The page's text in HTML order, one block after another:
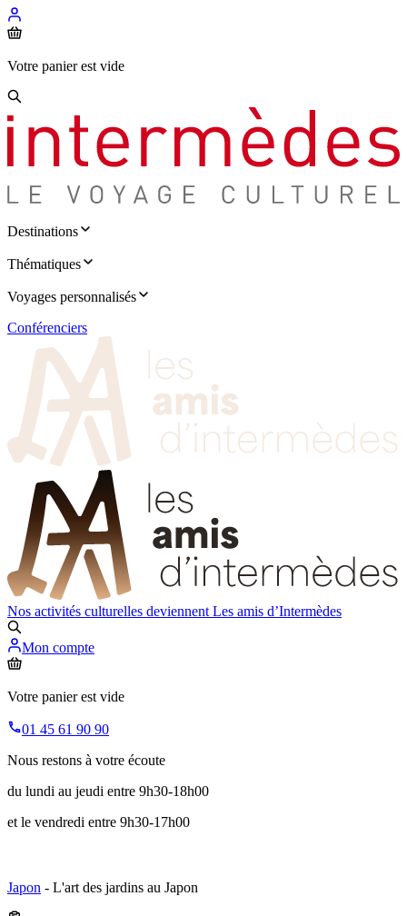
Votre panier est vide
Destinations
Thématiques
Voyages personnalisés
Conférenciers
Nos activités culturelles deviennent Les amis d’Intermèdes
Mon compte
Votre panier est vide
01 45 61 90 90
Nous restons à votre écoute
du lundi au jeudi entre 9h30-18h00
et le vendredi entre 9h30-17h00
Japon - L'art des jardins au Japon